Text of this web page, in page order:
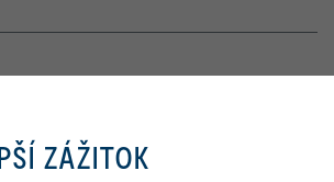
umožníte, aby sme vám ponúkli
optimálne prostredie webových
ZÁŽITOK